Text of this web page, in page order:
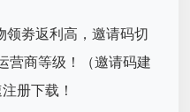
领劵返利高，邀请码切
营商等级！（邀请码建
册下载！